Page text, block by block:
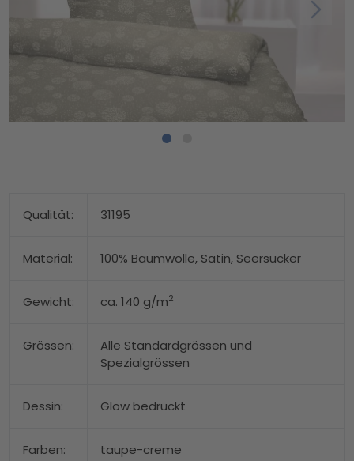
Qualität: 31195
Material: 100% Baumwolle, Satin, Seersucker
Gewicht: ca. 140 g/m2
Grössen:
Alle Standardgrössen und
Spezialgrössen
Dessin: Glow bedruckt
Farben: taupe-creme